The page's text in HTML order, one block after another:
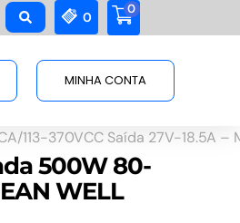
0
0
MINHA CONTA
370VCC Saída 27V-18.5A –
500W 80-
WELL